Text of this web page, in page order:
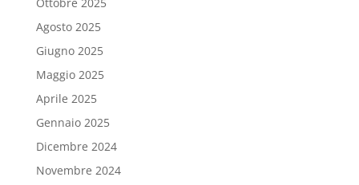
Agosto 2025
Giugno 2025
Maggio 2025
Aprile 2025
Gennaio 2025
Dicembre 2024
Novembre 2024